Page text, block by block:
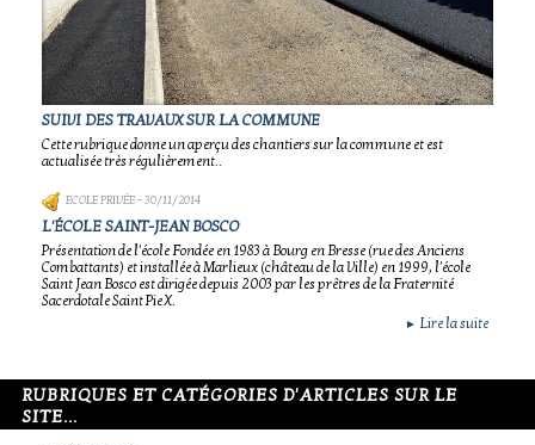
SUIVI DES TRAVAUX SUR LA COMMUNE
Cette rubrique donne un aperçu des chantiers sur la commune et est
actualisée très régulièrement..
ECOLE PRIVÉE- 30/11/2014
L'ÉCOLE SAINT-JEAN BOSCO
Présentation de l'école Fondée en 1983 à Bourg en Bresse (rue des Anciens
Combattants) et installée à Marlieux (château de la Ville) en 1999, l'école
Saint Jean Bosco est dirigée depuis 2003 par les prêtres de la Fraternité
Sacerdotale Saint Pie X.
► Lire la suite
RUBRIQUES ET CATÉGORIES D'ARTICLES SUR LE
SITE...